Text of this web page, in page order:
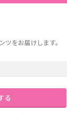
をお届けします。
る